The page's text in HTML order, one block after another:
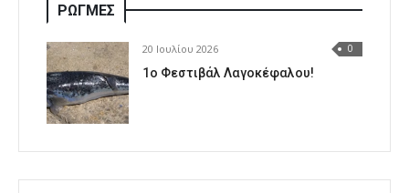
ΡΩΓΜΕΣ
20 Ιουλίου 2026 0
1o Φεστιβάλ Λαγοκέφαλου!